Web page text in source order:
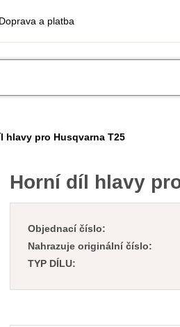
Doprava a platba
hlavy pro Husqvarna T25
Horní díl hlavy
Objednací číslo:
Nahrazuje originální číslo:
TYP DÍLU: